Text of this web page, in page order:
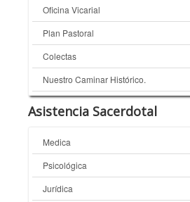
Oficina Vicarial
Plan Pastoral
Colectas
Nuestro Caminar Histórico.
Asistencia Sacerdotal
Medica
Psicológica
Jurídica